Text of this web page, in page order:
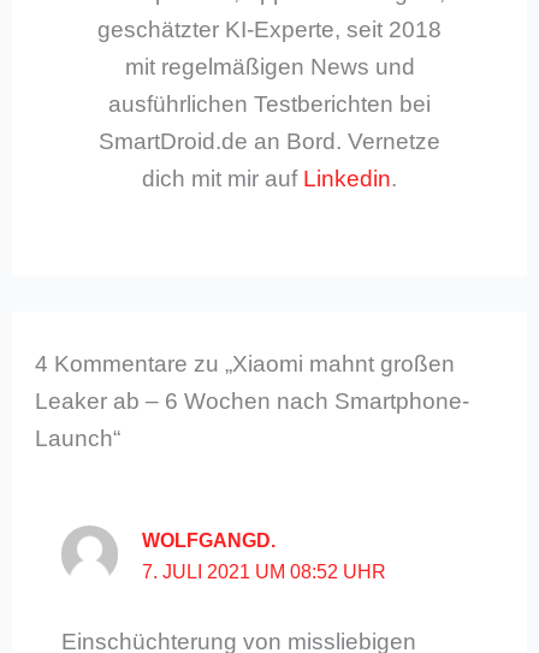
geschätzter KI-Experte, seit 2018
mit regelmäßigen News und
ausführlichen Testberichten bei
SmartDroid.de an Bord. Vernetze
dich mit mir auf Linkedin.
4 Kommentare zu „Xiaomi mahnt großen
Leaker ab – 6 Wochen nach Smartphone-
Launch“
WOLFGANGD.
7. JULI 2021 UM 08:52 UHR
Einschüchterung von missliebigen